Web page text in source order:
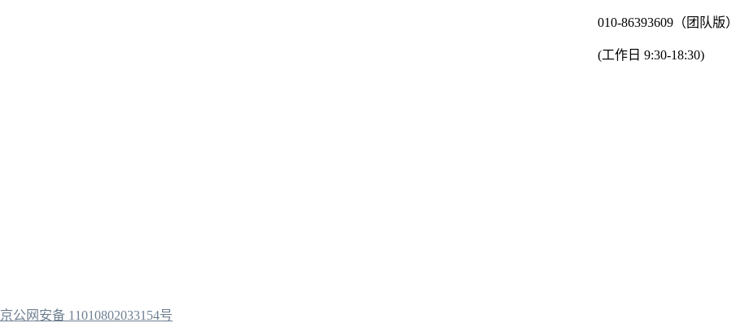
010-86393609（团队版）
(工作日 9:30-18:30)
京公网安备 11010802033154号